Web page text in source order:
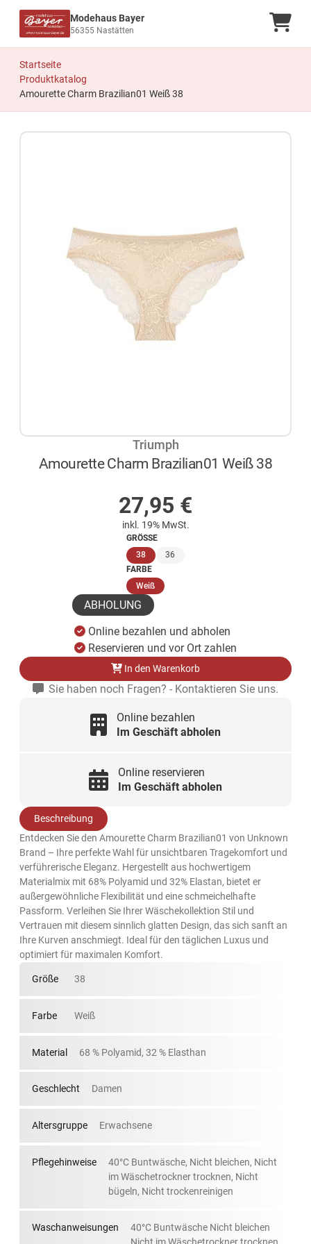
Modehaus Bayer
56355 Nastätten
Startseite
Produktkatalog
Amourette Charm Brazilian01 Weiß 38
Triumph
Amourette Charm Brazilian01 Weiß 38
27,95 €
inkl. 19% MwSt.
GRÖSSE
38(ausgewählt)
36
FARBE
Weiß(ausgewählt)
ABHOLUNG
Online bezahlen und abholen
Reservieren und vor Ort zahlen
In den Warenkorb
Sie haben noch Fragen? - Kontaktieren Sie uns.
Online bezahlen
Im Geschäft abholen
Online reservieren
Im Geschäft abholen
Beschreibung
Entdecken Sie den Amourette Charm Brazilian01 von Unknown
Brand – Ihre perfekte Wahl für unsichtbaren Tragekomfort und
verführerische Eleganz. Hergestellt aus hochwertigem
Materialmix mit 68% Polyamid und 32% Elastan, bietet er
außergewöhnliche Flexibilität und eine schmeichelhafte
Passform. Verleihen Sie Ihrer Wäschekollektion Stil und
Vertrauen mit diesem sinnlich glatten Design, das sich sanft an
Ihre Kurven anschmiegt. Ideal für den täglichen Luxus und
optimiert für maximalen Komfort.
Größe 38
Farbe Weiß
Material 68 % Polyamid, 32 % Elasthan
Geschlecht Damen
Altersgruppe Erwachsene
Pflegehinweise
40°C Buntwäsche, Nicht bleichen, Nicht
im Wäschetrockner trocknen, Nicht
bügeln, Nicht trockenreinigen
Waschanweisungen
40°C Buntwäsche Nicht bleichen